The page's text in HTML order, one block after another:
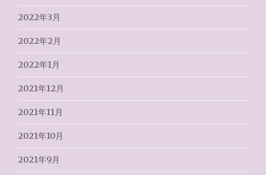
2022年3月
2022年2月
2022年1月
2021年12月
2021年11月
2021年10月
2021年9月